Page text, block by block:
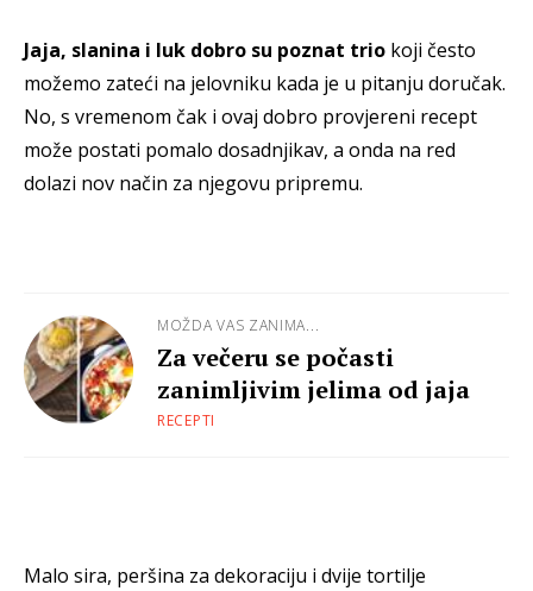
Jaja, slanina i luk dobro su poznat trio koji često
možemo zateći na jelovniku kada je u pitanju doručak.
No, s vremenom čak i ovaj dobro provjereni recept
može postati pomalo dosadnjikav, a onda na red
dolazi nov način za njegovu pripremu.
MOŽDA VAS ZANIMA...
Za večeru se počasti
zanimljivim jelima od jaja
RECEPTI
Malo sira, peršina za dekoraciju i dvije tortilje